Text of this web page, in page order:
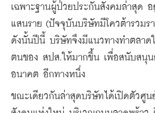
เฉพาะฐานผู้ป่วยประกันสังคมล่าสุด อ
แสนราย (ปัจจุบันบริษัทมีโควต้ารวมร
ดังนั้นปีนี้ บริษัทจึงมีแนวทางทำตลาด
ตนของ สปส.ให้มากขึ้น เพื่อสนับสนุน
อนาคต อีกทางหนึ่ง
ขณะเดียวกันล่าสุดบริษัทได้เปิดตัวศู